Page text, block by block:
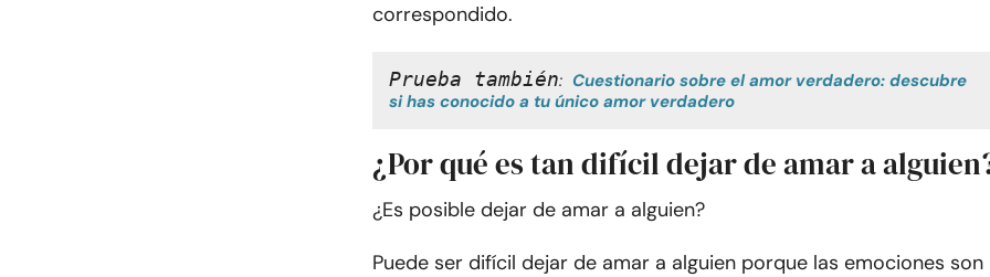
correspondido.
Prueba también: Cuestionario sobre el amor verdadero: descubre
si has conocido a tu único amor verdadero
¿Por qué es tan difícil dejar de amar a
¿Es posible dejar de amar a alguien?
Puede ser difícil dejar de amar a alguien porque las emociones son